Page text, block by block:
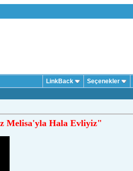
LinkBack Seçenekler
Melisa'yla Hala Evliyiz"